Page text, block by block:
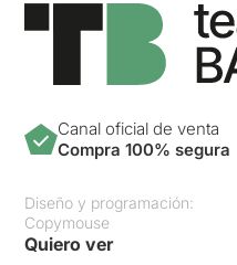
Canal oficial de venta
Compra 100% segura
Diseño y programación:
Copymouse
Quiero ver